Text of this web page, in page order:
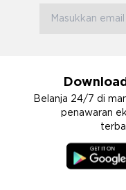
Belanja 24/7 di
penawaran